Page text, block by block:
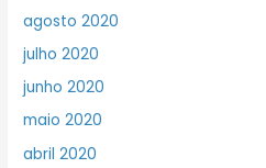
agosto 2020
julho 2020
junho 2020
maio 2020
abril 2020